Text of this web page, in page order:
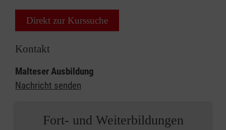
Direkt zur Kurssuche
Kontakt
Malteser Ausbildung
Nachricht senden
Fort- und Weiterbildungen